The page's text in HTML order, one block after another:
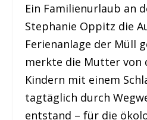
Ein Familienurlaub an
Stephanie Oppitz die
Ferienanlage der Müll
merkte die Mutter von
Kindern mit einem
tagtäglich durch
entstand – für die